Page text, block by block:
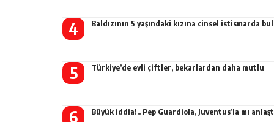
Baldızının 5 yaşındaki kızına cinsel istismarda
Türkiye’de evli çiftler, bekarlardan daha mutlu
Büyük iddia!.. Pep Guardiola, Juventus’la mı